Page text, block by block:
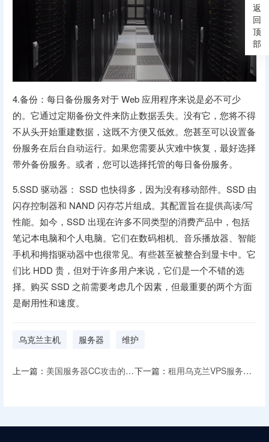
4.备份：每日备份服务对于 Web 应用程序来说是必不可少
的。它通过定期备份文件来防止数据丢失。没有它，您将不得
不从头开始重建数据，这既不方便又低效。您甚至可以设置备
份服务在后台自动运行。如果您需要从灾难中恢复，最好选择
带外备份服务。或者，您可以选择托管的每日备份服务。
5.SSD 驱动器： SSD 也快得多，因为没有移动部件。SSD 由
闪存控制器和 NAND 闪存芯片组成。其配置旨在提供高读/写
性能。如今，SSD 出现在许多不同类型的消费产品中，包括
笔记本电脑和个人电脑。它们在数码相机、音乐播放器、智能
手机和拇指驱动器中也很常见。有些甚至被整合到显卡中。它
们比 HDD 贵，但对于许多用户来说，它们是一个不错的选
择。购买 SSD 之前需要考虑几个因素，但最重要的两个方面
是耐用性和速度。
乌克兰主机 服务器 维护
上一篇： 美国服务器CC攻击的原理 下一篇： 租用乌克兰VPS服务器的优势有哪些？
返
回
顶
部